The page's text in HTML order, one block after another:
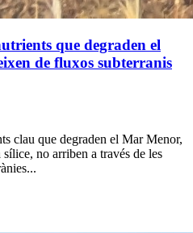
que degraden el
de fluxos subterranis
clau que degraden el Mar Menor,
no arriben a través de les